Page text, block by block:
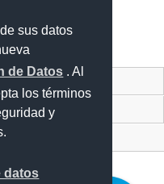
sus datos
de Datos . Al
los términos
y
datos
(SNI)